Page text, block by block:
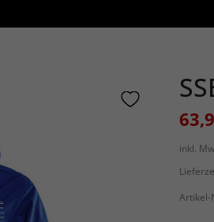
inkl.
Artikel-